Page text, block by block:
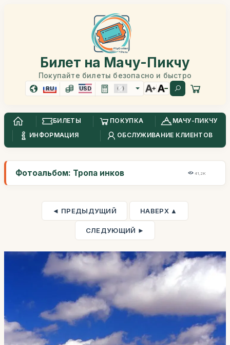
Билет на Мачу-Пикчу
Покупайте билеты безопасно и быстро
RU USD
БИЛЕТЫ ПОКУПКА
МАЧУ-ПИКЧУ
ИНФОРМАЦИЯ
ОБСЛУЖИВАНИЕ КЛИЕНТОВ
Фотоальбом: Тропа инков 41,2K
◄ ПРЕДЫДУЩИЙ НАВЕРХ ▲
СЛЕДУЮЩИЙ ►